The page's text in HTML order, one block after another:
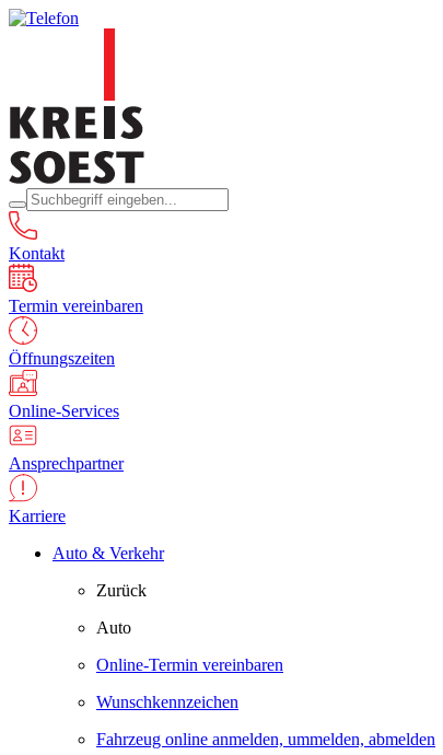
Kontakt
Termin vereinbaren
Öffnungszeiten
Online-Services
Ansprechpartner
Karriere
Auto & Verkehr
Zurück
Auto
Online-Termin vereinbaren
Wunschkennzeichen
Fahrzeug online anmelden, ummelden, abmelden